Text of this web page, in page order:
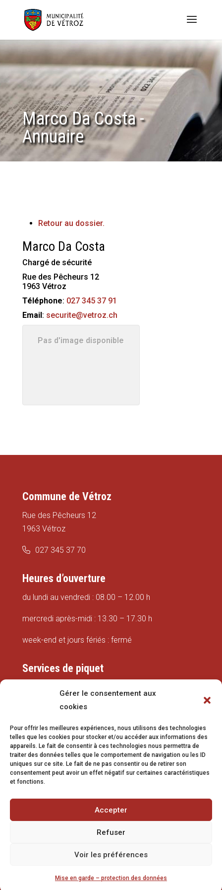
Gérer le consentement aux
cookies
Pour offrir les meilleures expériences, nous utilisons des technologies
telles que les cookies pour stocker et/ou accéder aux informations des
appareils. Le fait de consentir à ces technologies nous permettra de
traiter des données telles que le comportement de navigation ou les ID
uniques sur ce site. Le fait de ne pas consentir ou de retirer son
consentement peut avoir un effet négatif sur certaines caractéristiques
et fonctions.
Accepter
Refuser
Voir les préférences
Mise en garde – protection des données
Marco Da Costa -
Annuaire
Retour au dossier.
Marco Da Costa
Chargé de sécurité
Rue des Pêcheurs 12
1963 Vétroz
Téléphone: 027 345 37 91
Email: securite@vetroz.ch
Pas d'image disponible
Commune de Vétroz
Rue des Pêcheurs 12
1963 Vétroz
027 345 37 70
Heures d’ouverture
du lundi au vendredi : 08.00 – 12.00 h
mercredi après-midi : 13.30 – 17.30 h
week-end et jours fériés : fermé
Services de piquet
079 337 66 42
eaux@vetroz.ch
Travaux publics
079 213 92 08